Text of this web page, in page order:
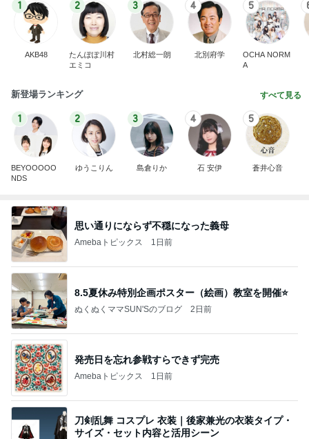
1
AKB48
2
たんぽぽ川村
エミコ
3
北村総一朗
4
北別府学
5
OCHA NORM
A
新登場ランキング すべて見る
1
BEYOOOOO
NDS
2
ゆうこりん
3
島倉りか
4
石 安伊
5
蒼井心音
思い通りにならず不穏になった義母
Amebaトピックス 1日前
8.5夏休み特別企画ポスター（絵画）教室を開催⭐️
ぬくぬくママSUN'Sのブログ 2日前
発売日を忘れ参戦すらできず完売
Amebaトピックス 1日前
刀剣乱舞 コスプレ 衣装｜後家兼光の衣装タイプ・
サイズ・セット内容と活用シーン